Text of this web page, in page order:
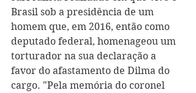
Brasil sob a presidência de um
homem que, em 2016, então como
deputado federal, homenageou um
torturador na sua declaração a
favor do afastamento de Dilma do
cargo. "Pela memória do coronel